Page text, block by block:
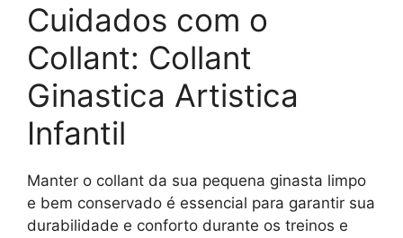
Cuidados com o
Collant: Collant
Ginastica Artistica
Infantil
Manter o collant da sua pequena ginasta limpo
e bem conservado é essencial para garantir sua
durabilidade e conforto durante os treinos e